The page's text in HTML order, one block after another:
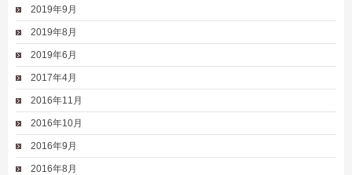
2019年9月
2019年8月
2019年6月
2017年4月
2016年11月
2016年10月
2016年9月
2016年8月